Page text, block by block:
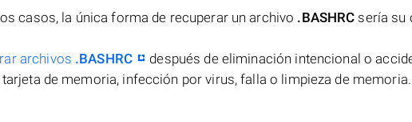
casos, la única forma de recuperar un archivo .BASHRC sería su
archivos .BASHRC
después de eliminación intencional o
de memoria, infección por virus, falla o limpieza de memoria.